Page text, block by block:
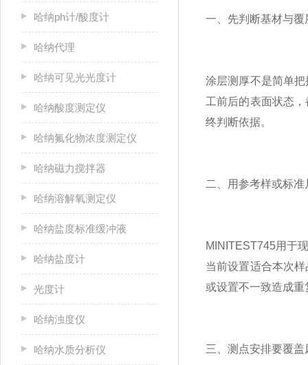
哈纳ph计/酸度计
哈纳代理
哈纳可见光光度计
哈纳酸度测定仪
哈纳氟化物浓度测定仪
哈纳磁力搅拌器
哈纳溶解氧测定仪
哈纳盐度标准缓冲液
哈纳盐度计
光度计
哈纳浊度仪
哈纳水质分析仪
一、先判断基材与覆
涂层测厚不是简单
工前后的表面状态
终判断依据。
二、用参考样或标
MINITEST745用于
当前设置适合本次
或设置不一致造成重
三、测点安排要覆盖